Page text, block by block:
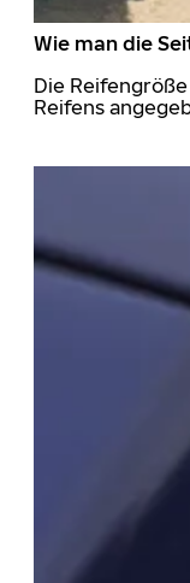
Wie man die
Die
Reifens